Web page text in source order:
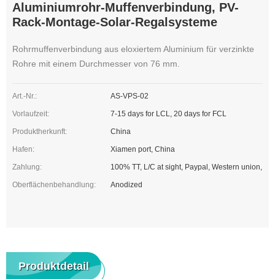
Aluminiumrohr-Muffenverbindung, PV-
Rack-Montage-Solar-Regalsysteme
Rohrmuffenverbindung aus eloxiertem Aluminium für verzinkte
Rohre mit einem Durchmesser von 76 mm.
Art.-Nr.: AS-VPS-02
Vorlaufzeit: 7-15 days for LCL, 20 days for FCL
Produktherkunft: China
Hafen: Xiamen port, China
Zahlung: 100% TT, L/C at sight, Paypal, Western union,
Oberflächenbehandlung: Anodized
Produktdetail